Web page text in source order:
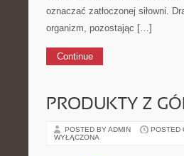
oznaczać zatłoczonej siłowni.
organizm, pozostając […]
Continue
PRODUKTY Z
POSTED BY ADMIN POSTED
WYŁĄCZONA